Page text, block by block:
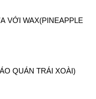
VỚI WAX(PINEAPPLE
QUẢN TRÁI XOÀI)